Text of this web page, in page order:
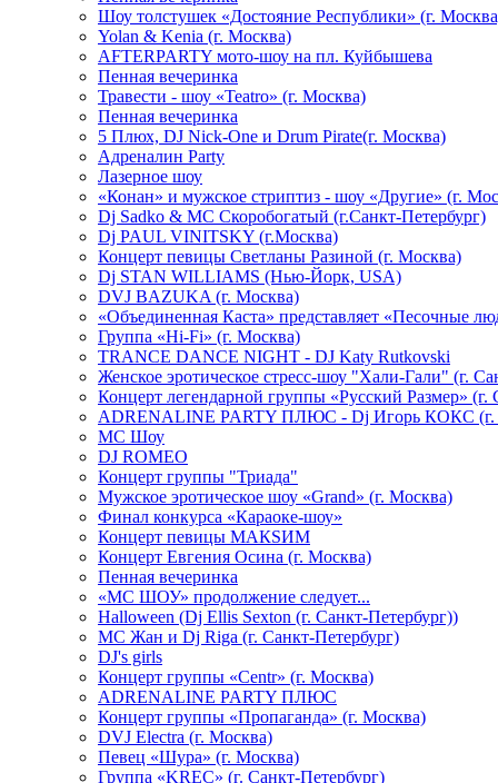
Шоу толстушек «Достояние Республики» (г.
Yolan & Kenia (г. Москва)
AFTERPARTY мото-шоу на пл. Куйбышева
Пенная вечеринка
Травести - шоу «Teatro» (г. Москва)
Пенная вечеринка
5 Плюх, DJ Nick-One и Drum Pirate(г. Москва)
Адреналин Party
Лазерное шоу
«Конан» и мужское стриптиз - шоу «Другие» (г.
Dj Sadko & МС Скоробогатый (г.Санкт-Петербург)
Dj PAUL VINITSKY (г.Москва)
Концерт певицы Светланы Разиной (г. Москва)
Dj STAN WILLIAMS (Нью-Йорк, USA)
DVJ BAZUKA (г. Москва)
«Объединенная Каста» представляет «Песочные
Группа «Hi-Fi» (г. Москва)
TRANCE DANCE NIGHT - DJ Katy Rutkovski
Женское эротическое стресс-шоу "Хали-Гали" (г.
Концерт легендарной группы «Русский Размер» (г.
ADRENALINE PARTY ПЛЮС - Dj Игорь КОКС (г.
MC Шоу
DJ ROMEO
Концерт группы "Триада"
Мужское эротическое шоу «Grand» (г. Москва)
Финал конкурса «Караоке-шоу»
Концерт певицы МАКSИМ
Концерт Евгения Осина (г. Москва)
Пенная вечеринка
«МС ШОУ» продолжение следует...
Halloween (Dj Ellis Sexton (г. Санкт-Петербург))
МС Жан и Dj Riga (г. Санкт-Петербург)
DJ's girls
Концерт группы «Centr» (г. Москва)
ADRENALINE PARTY ПЛЮС
Концерт группы «Пропаганда» (г. Москва)
DVJ Electra (г. Москва)
Певец «Шура» (г. Москва)
Группа «KREC» (г. Санкт-Петербург)